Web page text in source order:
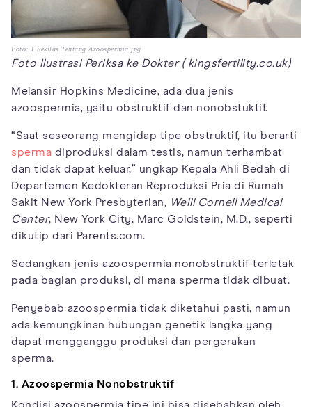
Foto: 1 Sekilas Tentang Azoospermia.jpg
Foto Ilustrasi Periksa ke Dokter ( kingsfertility.co.uk)
Melansir Hopkins Medicine, ada dua jenis
azoospermia, yaitu obstruktif dan nonobstuktif.
“Saat seseorang mengidap tipe obstruktif, itu berarti
sperma diproduksi dalam testis, namun terhambat
dan tidak dapat keluar,” ungkap Kepala Ahli Bedah di
Departemen Kedokteran Reproduksi Pria di Rumah
Sakit New York Presbyterian, Weill Cornell Medical
Center, New York City, Marc Goldstein, M.D., seperti
dikutip dari Parents.com.
Sedangkan jenis azoospermia nonobstruktif terletak
pada bagian produksi, di mana sperma tidak dibuat.
Penyebab azoospermia tidak diketahui pasti, namun
ada kemungkinan hubungan genetik langka yang
dapat mengganggu produksi dan pergerakan
sperma.
1. Azoospermia Nonobstruktif